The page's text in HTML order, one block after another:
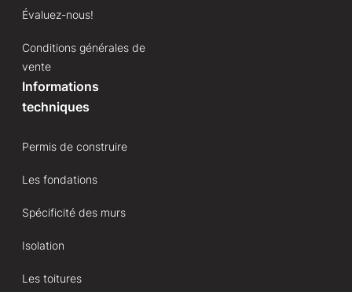
Évaluez-nous!
Conditions générales de
vente
Informations
techniques
Permis de construire
Les fondations
Spécificité des murs
Isolation
Les toitures